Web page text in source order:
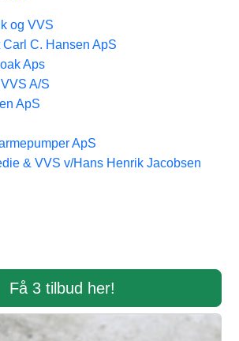
og VVS
C. Hansen ApS
Aps
A/S
ApS
ApS
& VVS v/Hans Henrik Jacobsen
Få 3 tilbud her!